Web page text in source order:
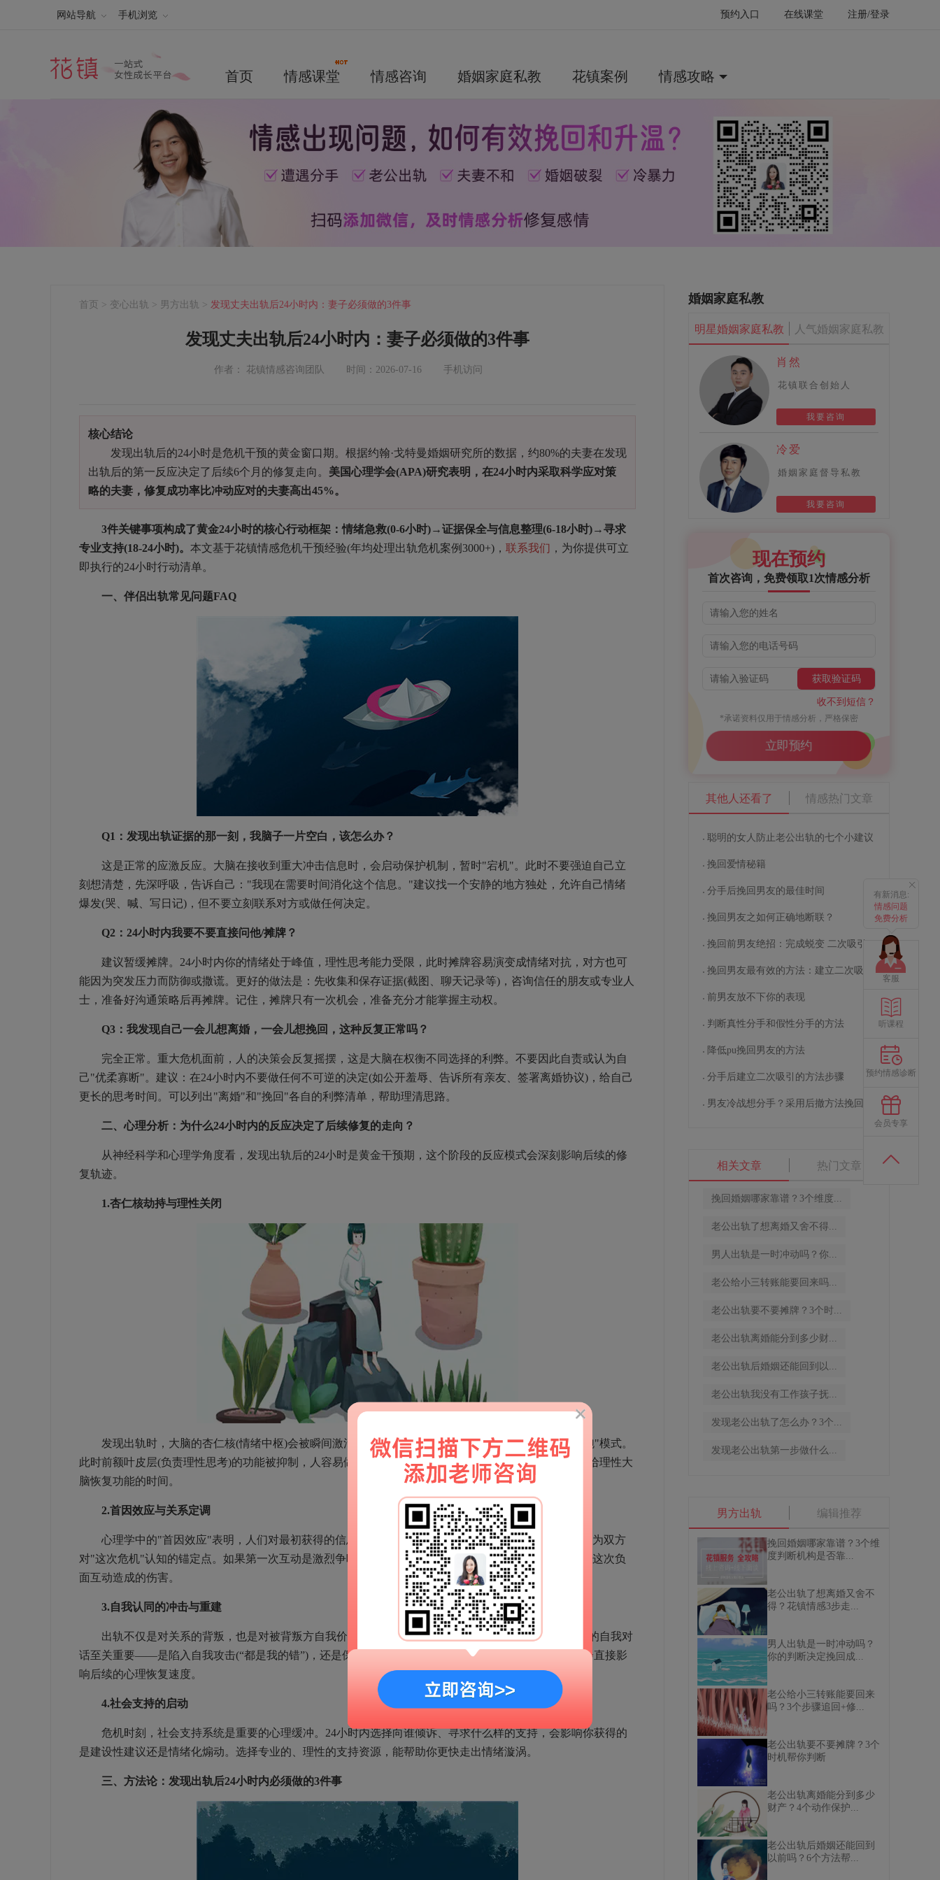
预约入口 在线课堂 注册/登录
网站导航 手机浏览
首页 情感课堂 情感咨询 婚姻家庭私教 花镇案例 情感攻略
首页 > 变心出轨 > 男方出轨 > 发现丈夫出轨后24小时内：妻子必须做的3件事
发现丈夫出轨后24小时内：妻子必须做的3件事
作者： 花镇情感咨询团队 时间：2026-07-16 手机访问
核心结论
发现出轨后的24小时是危机干预的黄金窗口期。根据约翰·戈特曼婚姻研究所的数据，约80%的夫妻在发现
出轨后的第一反应决定了后续6个月的修复走向。 美国心理学会(APA)研究表明，在24小时内采取科学应对策
略的夫妻，修复成功率比冲动应对的夫妻高出45%。
3件关键事项构成了黄金24小时的核心行动框架：情绪急救(0-6小时)→证据保全与信息整理(6-18小时)→寻求
专业支持(18-24小时)。 本文基于花镇情感危机干预经验(年均处理出轨危机案例3000+)， 联系我们 ，为你提供可立
即执行的24小时行动清单。
一、伴侣出轨常见问题FAQ
Q1：发现出轨证据的那一刻，我脑子一片空白，该怎么办？
这是正常的应激反应。大脑在接收到重大冲击信息时，会启动保护机制，暂时"宕机"。此时不要强迫自己立
刻想清楚，先深呼吸，告诉自己："我现在需要时间消化这个信息。"建议找一个安静的地方独处，允许自己情绪
爆发(哭、喊、写日记)，但不要立刻联系对方或做任何决定。
Q2：24小时内我要不要直接问他/摊牌？
建议暂缓摊牌。24小时内你的情绪处于峰值，理性思考能力受限，此时摊牌容易演变成情绪对抗，对方也可
能因为突发压力而防御或撒谎。更好的做法是：先收集和保存证据(截图、聊天记录等)，咨询信任的朋友或专业人
士，准备好沟通策略后再摊牌。记住，摊牌只有一次机会，准备充分才能掌握主动权。
Q3：我发现自己一会儿想离婚，一会儿想挽回，这种反复正常吗？
完全正常。重大危机面前，人的决策会反复摇摆，这是大脑在权衡不同选择的利弊。不要因此自责或认为自
己"优柔寡断"。建议：在24小时内不要做任何不可逆的决定(如公开羞辱、告诉所有亲友、签署离婚协议)，给自己
更长的思考时间。可以列出"离婚"和"挽回"各自的利弊清单，帮助理清思路。
二、心理分析：为什么24小时内的反应决定了后续修复的走向？
从神经科学和心理学角度看，发现出轨后的24小时是黄金干预期，这个阶段的反应模式会深刻影响后续的修
复轨迹。
1.杏仁核劫持与理性关闭
发现出轨时，大脑的杏仁核(情绪中枢)会被瞬间激活，释放大量皮质醇和肾上腺素，进入"战斗或逃跑"模式。
此时前额叶皮层(负责理性思考)的功能被抑制，人容易做出冲动、极端的行为。24小时内学会"暂停"，是给理性大
脑恢复功能的时间。
2.首因效应与关系定调
心理学中的"首因效应"表明，人们对最初获得的信息印象最深刻。出轨被发现后的第一次互动，会成为双方
对"这次危机"认知的锚定点。如果第一次互动是激烈争吵、互相攻击，后续修复就需要先花大量时间修复这次负
面互动造成的伤害。
3.自我认同的冲击与重建
出轨不仅是对关系的背叛，也是对被背叛方自我价值的否定(“我不够好，所以他才出轨”)。24小时内的自我对
话至关重要——是陷入自我攻击(“都是我的错”)，还是保持自我同情(“这不是我的错，我值得被善待”)，会直接影
响后续的心理恢复速度。
4.社会支持的启动
危机时刻，社会支持系统是重要的心理缓冲。24小时内选择向谁倾诉、寻求什么样的支持，会影响你获得的
是建设性建议还是情绪化煽动。选择专业的、理性的支持资源，能帮助你更快走出情绪漩涡。
三、方法论：发现出轨后24小时内必须做的3件事
婚姻家庭私教
明星婚姻家庭私教 人气婚姻家庭私教
肖然
花镇联合创始人
我要咨询
冷爱
婚姻家庭督导私教
我要咨询
现在预约
首次咨询，免费领取1次情感分析
获取验证码
收不到短信？
*承诺资料仅用于情感分析，严格保密
立即预约
其他人还看了 情感热门文章
聪明的女人防止老公出轨的七个小建议
挽回爱情秘籍
分手后挽回男友的最佳时间
挽回男友之如何正确地断联？
挽回前男友绝招：完成蜕变 二次吸引
挽回男友最有效的方法：建立二次吸引
前男友放不下你的表现
判断真性分手和假性分手的方法
降低pu挽回男友的方法
分手后建立二次吸引的方法步骤
男友冷战想分手？采用后撤方法挽回男友
相关文章 热门文章
挽回婚姻哪家靠谱？3个维度...
老公出轨了想离婚又舍不得...
男人出轨是一时冲动吗？你...
老公给小三转账能要回来吗...
老公出轨要不要摊牌？3个时...
老公出轨离婚能分到多少财...
老公出轨后婚姻还能回到以...
老公出轨我没有工作孩子抚...
发现老公出轨了怎么办？3个...
发现老公出轨第一步做什么...
男方出轨 编辑推荐
挽回婚姻哪家靠谱？3个维
度判断机构是否靠...
老公出轨了想离婚又舍不
得？花镇情感3步走...
男人出轨是一时冲动吗？
你的判断决定挽回成...
老公给小三转账能要回来
吗？3个步骤追回+修...
老公出轨要不要摊牌？3个
时机帮你判断
老公出轨离婚能分到多少
财产？4个动作保护...
老公出轨后婚姻还能回到
以前吗？6个方法帮...
有新消息:
情感问题
免费分析
客服
听课程
预约情感诊断
会员专享